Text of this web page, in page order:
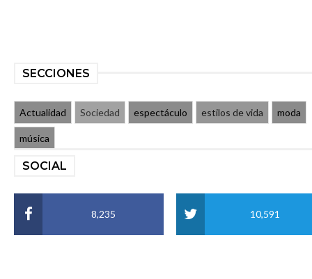
SECCIONES
Actualidad Sociedad espectáculo estilos de vida moda
música
SOCIAL
8,235 10,591